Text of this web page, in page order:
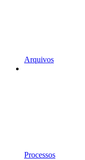
Arquivos
Processos